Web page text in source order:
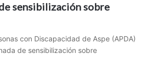
sensibilización sobre
con Discapacidad de Aspe (APDA)
de sensibilización sobre